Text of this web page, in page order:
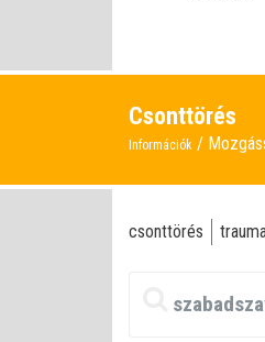
Csonttörés
Információk
csonttörés